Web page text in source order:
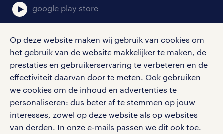
Op deze website maken wij gebruik van cookies om
het gebruik van de website makkelijker te maken, de
prestaties en gebruikerservaring te verbeteren en de
effectiviteit daarvan door te meten. Ook gebruiken
we cookies om de inhoud en advertenties te
personaliseren: dus beter af te stemmen op jouw
interesses, zowel op deze website als op websites
van derden. In onze e-mails passen we dit ook toe.
google play store
social media
Volg ons voor de leukste content omtrent
vacatures, solliciteren en inspiratie.